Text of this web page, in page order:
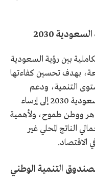
2030
بين رؤية السعودية
بهدف تحسين كفاءتها
التنمية، ودعم
مستهدفات الرؤية، حيث تهدف رؤية السعودية 2030 إلى إرساء
ووطن طموح، ولأهمية
الناتج المحلي غير
الاقتصاد.
التنمية الوطني